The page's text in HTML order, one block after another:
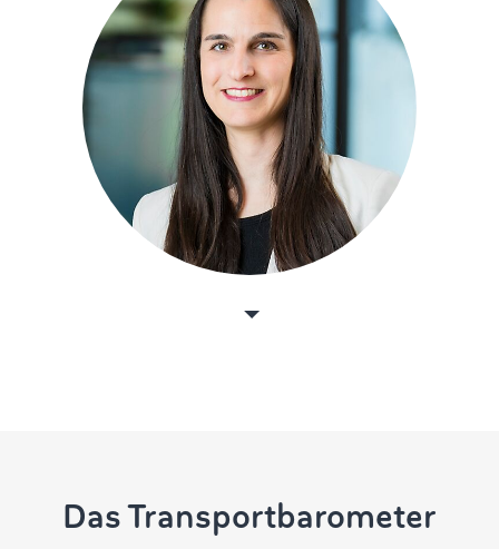
Das Transportbarometer